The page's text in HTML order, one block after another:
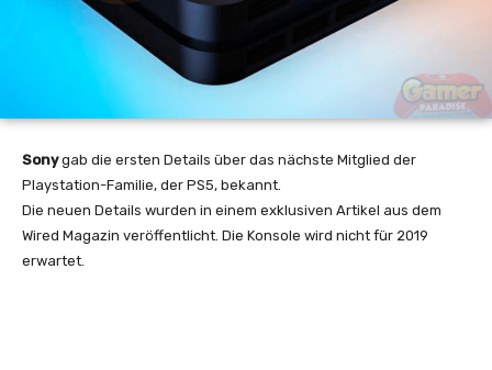
Sonygab die ersten Details über das nächste Mitglied der
Playstation-Familie, der PS5, bekannt.
Die neuen Details wurden in einem exklusiven Artikel aus dem
Wired Magazin veröffentlicht. Die Konsole wird nicht für 2019
erwartet.